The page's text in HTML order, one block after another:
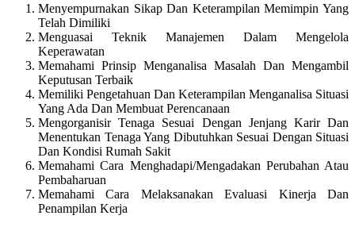
Menyempurnakan Sikap Dan Keterampilan Memimpin Yang
Telah Dimiliki
Menguasai Teknik Manajemen Dalam Mengelola
Keperawatan
Memahami Prinsip Menganalisa Masalah Dan Mengambil
Keputusan Terbaik
Memiliki Pengetahuan Dan Keterampilan Menganalisa Situasi
Yang Ada Dan Membuat Perencanaan
Mengorganisir Tenaga Sesuai Dengan Jenjang Karir Dan
Menentukan Tenaga Yang Dibutuhkan Sesuai Dengan Situasi
Dan Kondisi Rumah Sakit
Memahami Cara Menghadapi/Mengadakan Perubahan Atau
Pembaharuan
Memahami Cara Melaksanakan Evaluasi Kinerja Dan
Penampilan Kerja